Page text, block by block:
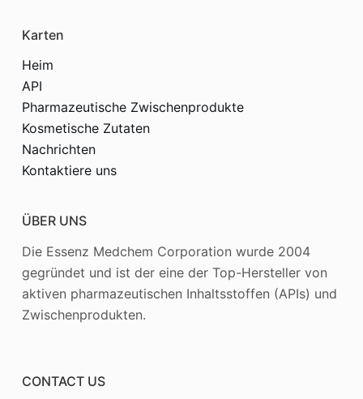
Karten
Heim
API
Pharmazeutische Zwischenprodukte
Kosmetische Zutaten
Nachrichten
Kontaktiere uns
ÜBER UNS
Die Essenz Medchem Corporation wurde 2004
gegründet und ist der eine der Top-Hersteller von
aktiven pharmazeutischen Inhaltsstoffen (APIs) und
Zwischenprodukten.
CONTACT US